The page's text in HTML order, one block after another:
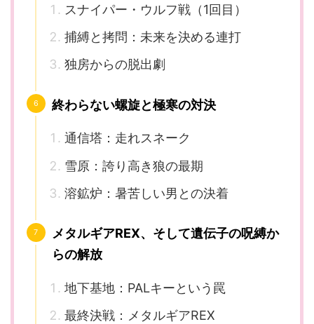
スナイパー・ウルフ戦（1回目）
捕縛と拷問：未来を決める連打
独房からの脱出劇
終わらない螺旋と極寒の対決
通信塔：走れスネーク
雪原：誇り高き狼の最期
溶鉱炉：暑苦しい男との決着
メタルギアREX、そして遺伝子の呪縛か
らの解放
地下基地：PALキーという罠
最終決戦：メタルギアREX